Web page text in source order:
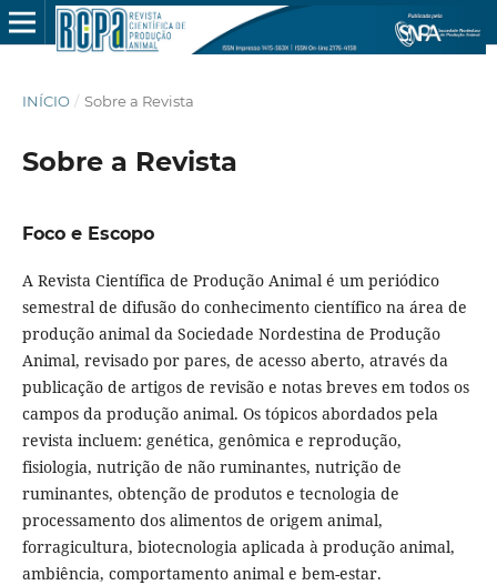
INÍCIO / Sobre a Revista
Sobre a Revista
Foco e Escopo
A Revista Científica de Produção Animal é um periódico
semestral de difusão do conhecimento científico na área de
produção animal da Sociedade Nordestina de Produção
Animal, revisado por pares, de acesso aberto, através da
publicação de artigos de revisão e notas breves em todos os
campos da produção animal. Os tópicos abordados pela
revista incluem: genética, genômica e reprodução,
fisiologia, nutrição de não ruminantes, nutrição de
ruminantes, obtenção de produtos e tecnologia de
processamento dos alimentos de origem animal,
forragicultura, biotecnologia aplicada à produção animal,
ambiência, comportamento animal e bem-estar.